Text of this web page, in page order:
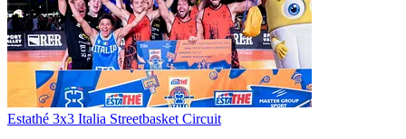
Estathé 3x3 Italia Streetbasket Circuit